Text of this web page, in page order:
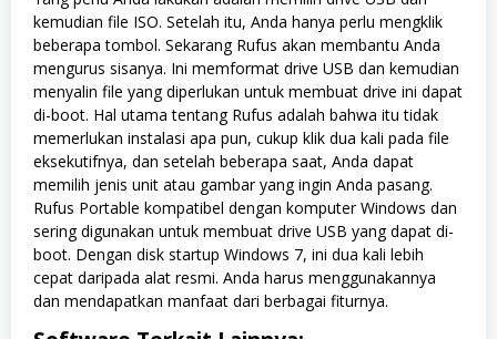
kemudian file ISO. Setelah itu, Anda hanya perlu mengklik
beberapa tombol. Sekarang Rufus akan membantu Anda
mengurus sisanya. Ini memformat drive USB dan kemudian
menyalin file yang diperlukan untuk membuat drive ini dapat
di-boot. Hal utama tentang Rufus adalah bahwa itu tidak
memerlukan instalasi apa pun, cukup klik dua kali pada file
eksekutifnya, dan setelah beberapa saat, Anda dapat
memilih jenis unit atau gambar yang ingin Anda pasang.
Rufus Portable kompatibel dengan komputer Windows dan
sering digunakan untuk membuat drive USB yang dapat di-
boot. Dengan disk startup Windows 7, ini dua kali lebih
cepat daripada alat resmi. Anda harus menggunakannya
dan mendapatkan manfaat dari berbagai fiturnya.